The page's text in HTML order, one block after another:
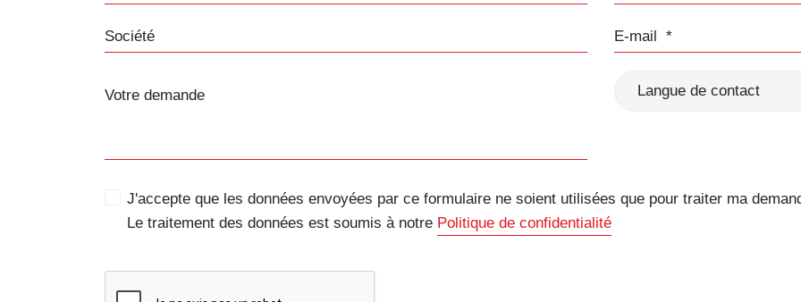
Société E-mail
Langue de contact
J'accepte que les données envoyées par ce formulaire ne soient utilisées que pour traiter ma
Le traitement des données est soumis à notre Politique de confidentialité